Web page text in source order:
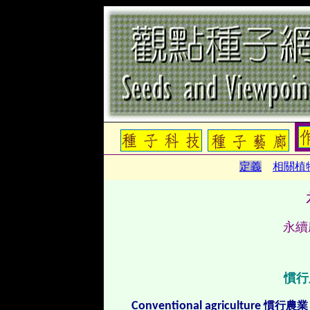
定義 相關植
永
慣
Conventional agriculture慣行農業